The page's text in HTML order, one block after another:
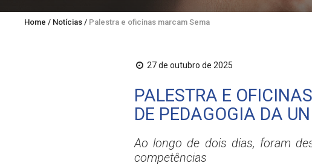
Home / Notícias / Palestra e oficinas marcam Semana Acadêmica do curso de
27 de outubro de 2025
PALESTRA E
DE PEDAGOGIA DA
Ao longo de dois dias, foram
competências